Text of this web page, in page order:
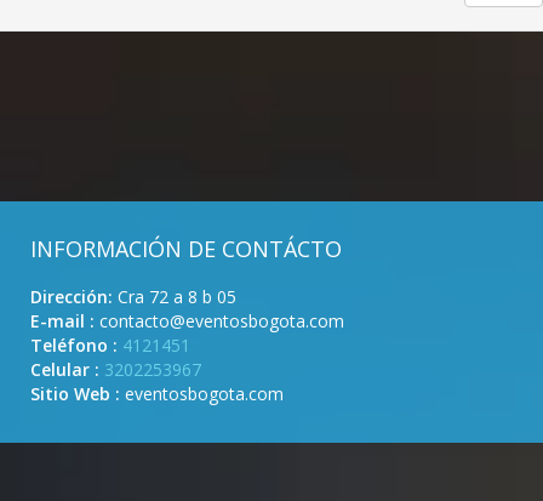
INFORMACIÓN DE CONTÁCTO
Dirección: Cra 72 a 8 b 05
E-mail : contacto@eventosbogota.com
Teléfono : 4121451
Celular : 3202253967
Sitio Web : eventosbogota.com